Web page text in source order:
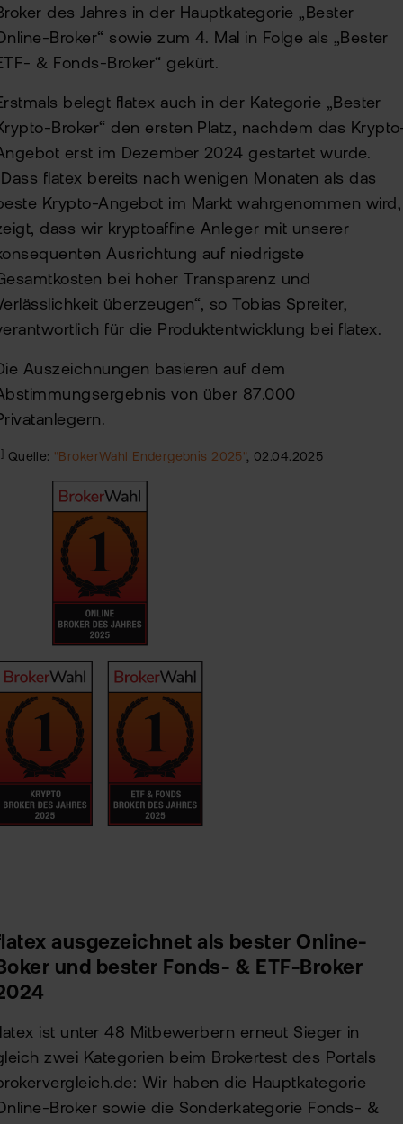
des Jahres in der Hauptkategorie „Bester
Broker“ sowie zum 4. Mal in Folge als „Bester
& Fonds-Broker“ gekürt.
belegt flatex auch in der Kategorie „Bester
Broker“ den ersten Platz, nachdem das
erst im Dezember 2024 gestartet wurde.
flatex bereits nach wenigen Monaten als das
Krypto-Angebot im Markt wahrgenommen wird,
dass wir kryptoaffine Anleger mit unserer
Ausrichtung auf niedrigste
bei hoher Transparenz und
überzeugen“, so Tobias Spreiter,
für die Produktentwicklung bei flatex.
Auszeichnungen basieren auf dem
von über 87.000
Quelle: "BrokerWahl Endergebnis 2025", 02.04.2025
ausgezeichnet als bester Online-
und bester Fonds- & ETF-Broker
ist unter 48 Mitbewerbern erneut Sieger in
zwei Kategorien beim Brokertest des Portals
Wir haben die Hauptkategorie
Broker sowie die Sonderkategorie Fonds- &